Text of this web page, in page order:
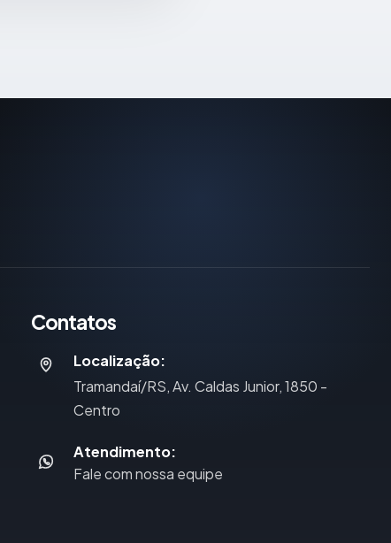
Contatos
Localização:
Tramandaí/RS, Av. Caldas Junior, 1850 -
Centro
Atendimento:
Fale com nossa equipe